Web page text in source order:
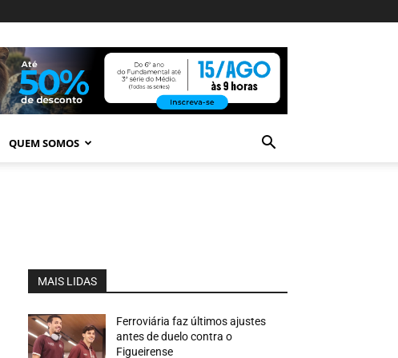
QUEM SOMOS
MAIS LIDAS
Ferroviária faz últimos ajustes
antes de duelo contra o
Figueirense